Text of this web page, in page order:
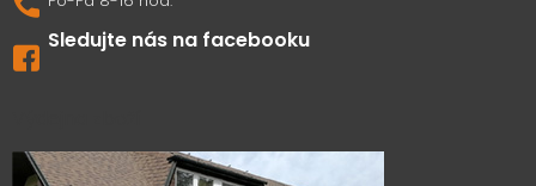
Sledujte nás na facebooku